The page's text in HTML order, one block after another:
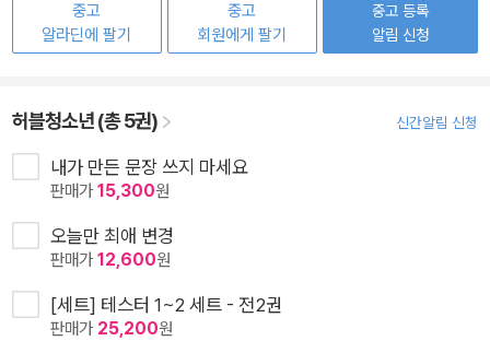
중고
알라딘에 팔기
중고
회원에게 팔기
중고 등록
알림 신청
허블청소년 (총 5권) 신간알림 신청
내가 만든 문장 쓰지 마세요
판매가15,300원
오늘만 최애 변경
판매가12,600원
[세트] 테스터 1~2 세트 - 전2권
판매가 25,200원